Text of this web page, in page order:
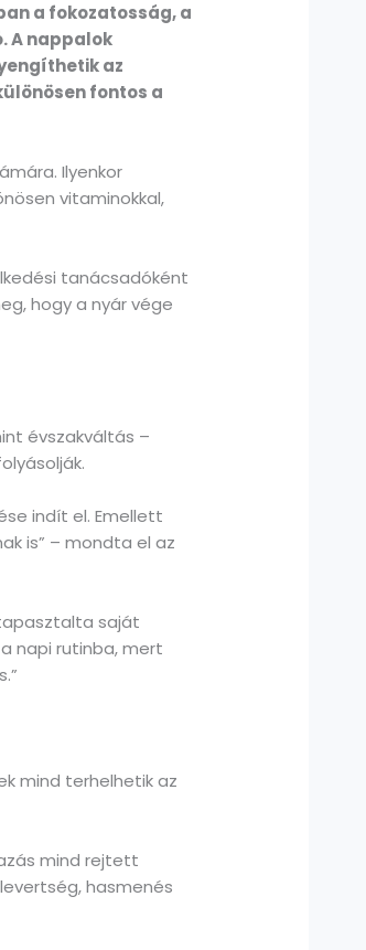
a fokozatosság, a
A nappalok
az
fontos a
Ilyenkor
vitaminokkal,
tanácsadóként
hogy a nyár vége
évszakváltás –
indít el. Emellett
is” – mondta el az
saját
napi rutinba, mert
mind terhelhetik az
mind rejtett
hasmenés